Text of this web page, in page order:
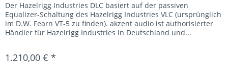
Der Hazelrigg Industries DLC basiert auf der passiven
Equalizer-Schaltung des Hazelrigg Industries VLC (ursprünglich
im D.W. Fearn VT-5 zu finden). akzent audio ist authorisierter
Händler für Hazelrigg Industries in Deutschland und...
1.210,00 € *